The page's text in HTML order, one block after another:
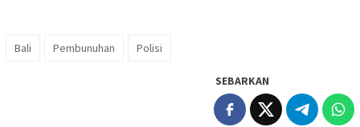
Bali Pembunuhan Polisi
SEBARKAN